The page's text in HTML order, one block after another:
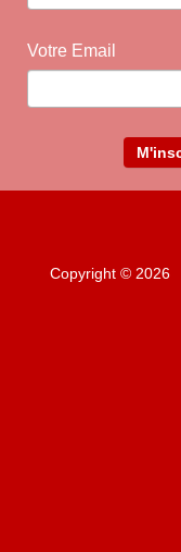
Votre Email
Copyright © 2026